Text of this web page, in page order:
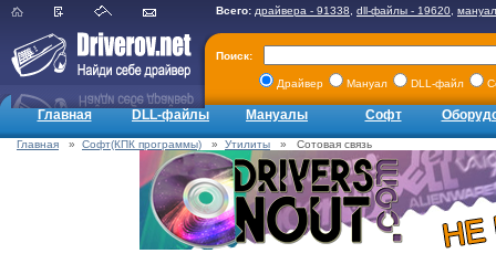
Всего: драйвера - 91338 dll-файлы - 19620
Поиск:
Драйвер Мануал DLL-файл
Главная DLL-файлы Мануалы Софт
Главная » Софт(КПК программы) » Утилиты » Сотовая связь